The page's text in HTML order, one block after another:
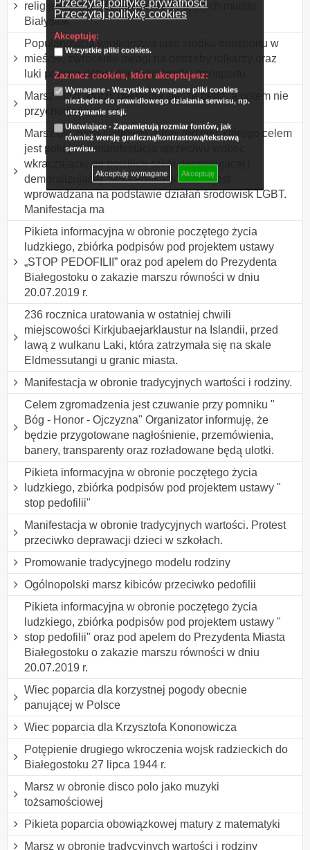
Przeczytaj politykę prywatności
Przeczytaj politykę cookies
Akceptuję:
Wszystkie pliki cookies.
Zaznacz cookies, które akceptujesz:
Wymagane - Wszystkie wymagane pliki cookies
niezbędne do prawidłowego działania serwisu, np.
utrzymanie sesji.
Ułatwiające - Zapamiętują rozmiar fontów, jak
również wersję graficzną/kontrastową/tekstową
serwisu.
Akceptuję wymagane Akceptuję
religijnych chrześcijan zamieszkujących miasto
Białystok
Popularyzacja wrotkarstwa jako środka transportu w
mieście, zwrócenie uwagi na potrzeby rolkarzy oraz
luki prawne dotyczące tego środka transportu
Marsz ludzi, którzy deklarują się, że będą, a potem nie
przychodzą.
Marsz dla życia i zdrowej, silnej rodziny, którego celem
jest pokojowa manifestacja sprzeciwu wobec
wkraczającej do polskich szkół deprawującej i
demoralizującej "seks edukacji", która jest
wprowadzana na podstawie działań środowisk LGBT.
Manifestacja ma
Pikieta informacyjna w obronie poczętego życia
ludzkiego, zbiórka podpisów pod projektem ustawy
„STOP PEDOFILII” oraz pod apelem do Prezydenta
Białegostoku o zakazie marszu równości w dniu
20.07.2019 r.
236 rocznica uratowania w ostatniej chwili
miejscowości Kirkjubaejarklaustur na Islandii, przed
lawą z wulkanu Laki, która zatrzymała się na skale
Eldmessutangi u granic miasta.
Manifestacja w obronie tradycyjnych wartości i rodziny.
Celem zgromadzenia jest czuwanie przy pomniku "
Bóg - Honor - Ojczyzna" Organizator informuję, że
będzie przygotowane nagłośnienie, przemówienia,
banery, transparenty oraz rozładowane będą ulotki.
Pikieta informacyjna w obronie poczętego życia
ludzkiego, zbiórka podpisów pod projektem ustawy "
stop pedofilii"
Manifestacja w obronie tradycyjnych wartości. Protest
przeciwko deprawacji dzieci w szkołach.
Promowanie tradycyjnego modelu rodziny
Ogólnopolski marsz kibiców przeciwko pedofilii
Pikieta informacyjna w obronie poczętego życia
ludzkiego, zbiórka podpisów pod projektem ustawy "
stop pedofilii" oraz pod apelem do Prezydenta Miasta
Białegostoku o zakazie marszu równości w dniu
20.07.2019 r.
Wiec poparcia dla korzystnej pogody obecnie
panującej w Polsce
Wiec poparcia dla Krzysztofa Kononowicza
Potępienie drugiego wkroczenia wojsk radzieckich do
Białegostoku 27 lipca 1944 r.
Marsz w obronie disco polo jako muzyki
tożsamościowej
Pikieta poparcia obowiązkowej matury z matematyki
Marsz w obronie tradycyjnych wartości i rodziny